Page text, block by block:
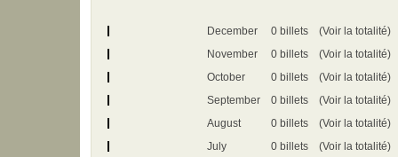
December 0 billets
(Voir la totalité)
November
0 billets
(Voir la totalité)
October
0 billets
(Voir la totalité)
September
0 billets
(Voir la totalité)
August
0 billets
(Voir la totalité)
July
0 billets
(Voir la totalité)